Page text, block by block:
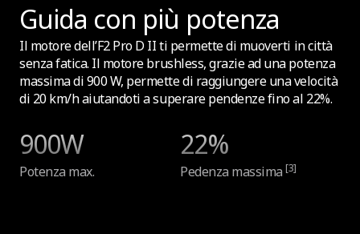
Guida con più potenza
Il motore dell’F2 Pro D II ti permette di muoverti in città
senza fatica. Il motore brushless, grazie ad una potenza
massima di 900 W, permette di raggiungere una velocità
di 20 km/h aiutandoti a superare pendenze fino al 22%.
900W
Potenza max.
22%
Pedenza massima[3]